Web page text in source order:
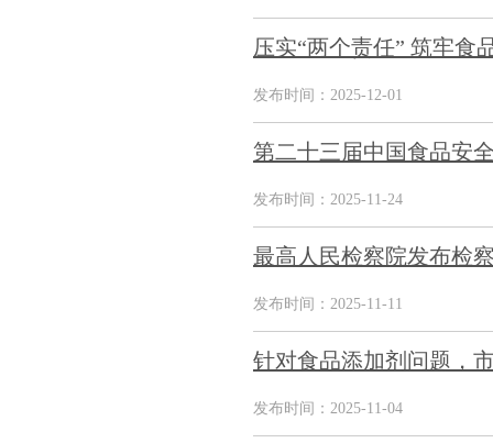
压实“两个责任” 筑牢食
发布时间：2025-12-01
第二十三届中国食品安
发布时间：2025-11-24
最高人民检察院发布检
发布时间：2025-11-11
针对食品添加剂问题，
发布时间：2025-11-04